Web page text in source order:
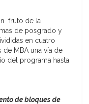
fruto de la
de posgrado y
en cuatro
MBA una vía de
del programa hasta
de bloques de